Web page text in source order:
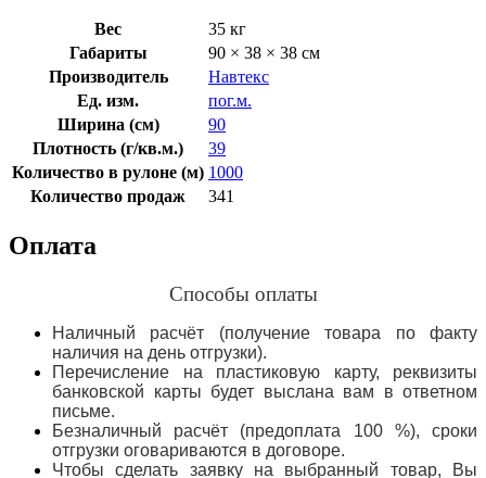
Вес
35 кг
Габариты
90 × 38 × 38 см
Производитель
Навтекс
Ед. изм.
пог.м.
Ширина (см)
90
Плотность (г/кв.м.)
39
Количество в рулоне (м) 1000
Количество продаж
341
Оплата
Способы оплаты
Наличный расчёт (получение товара по факту
наличия на день отгрузки).
Перечисление на пластиковую карту, реквизиты
банковской карты будет выслана вам в ответном
письме.
Безналичный расчёт (предоплата 100 %), сроки
отгрузки оговариваются в договоре.
Чтобы сделать заявку на выбранный товар, Вы